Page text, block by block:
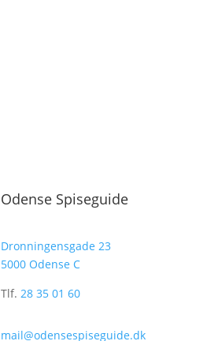
Odense Spiseguide
Dronningensgade 23
5000 Odense C
Tlf. 28 35 01 60
mail@odensespiseguide.dk